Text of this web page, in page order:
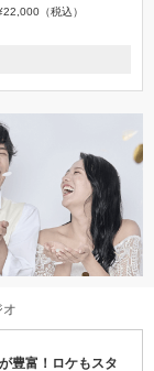
（税込）
バス停より 徒歩１
オ
豊富！ロケもスタ